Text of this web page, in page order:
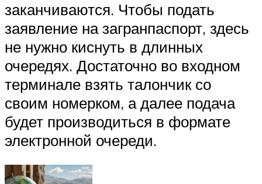
заканчиваются. Чтобы подать
заявление на загранпаспорт, здесь
не нужно киснуть в длинных
очередях. Достаточно во входном
терминале взять талончик со
своим номерком, а далее подача
будет производиться в формате
электронной очереди.